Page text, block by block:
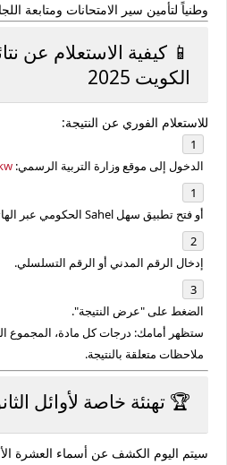
وطنياًلتأمين سير الامتحانات ومتابعة
📱 كيفية الاستعلام عن
الكويت 2025
للاستعلام الفوري عن النتيجة:
الدخول إلى موقع وزارة التربية الرسمي:
أو فتح تطبيق سهل Sahel الحكومي عبر
إدخال الرقم المدني أو الرقم التسلسلي.
الضغط على "عرض النتيجة".
ستظهر أمامك: درجات كل مادة، المجموع
ملاحظات متعلقة بالنتيجة.
🏆 تهنئة خاصة لأوائل
سيتم اليوم الكشف عن أسماء العشرة